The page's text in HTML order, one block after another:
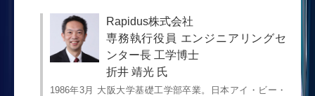
Rapidus株式会社
専務執行役員 エンジニアリングセ
ンター長 工学博士
折井 靖光 氏
1986年3月 大阪大学基礎工学部卒業。日本アイ・ビー・